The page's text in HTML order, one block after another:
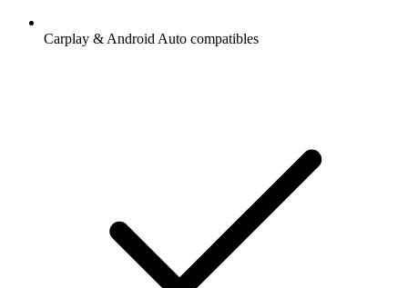
Carplay & Android Auto compatibles